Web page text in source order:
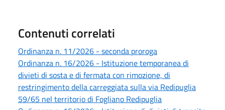
Contenuti correlati
Ordinanza n. 11/2026 - seconda proroga
Ordinanza n. 16/2026 - Istituzione temporanea di
divieti di sosta e di fermata con rimozione, di
restringimento della carreggiata sulla via Redipuglia
59/65 nel territorio di Fogliano Redipuglia